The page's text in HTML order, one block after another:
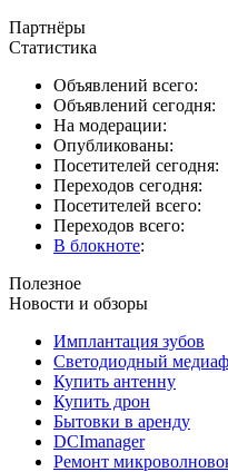
Партнёры
Статистика
Объявлений всего:
Объявлений сегодня:
На модерации:
Опубликованы:
Посетителей сегодня:
Переходов сегодня:
Посетителей всего:
Переходов всего:
В блокноте:
Полезное
Новости и обзоры
Имплантация зубов
Светодиодный
Купить антенну
Купить дрон
Бытовки в аренду
DCImanager
Ремонт